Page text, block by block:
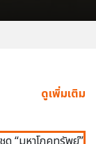
ดูเพิ่มเติม